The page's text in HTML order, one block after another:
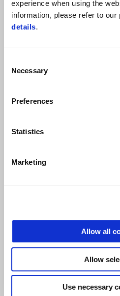
experience when using the
information, please refer to
details.
Selection
Necessary
Preferences
Statistics
Marketing
Allow all
Allow
Use necessary
Cestovanie na motorke umožňuje
okolo teba. Motorka je ideálnym
umožňuje motorka priamejšiu
vytvára bezprostrednejšiu empatiu